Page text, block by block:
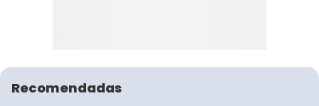
Recomendadas